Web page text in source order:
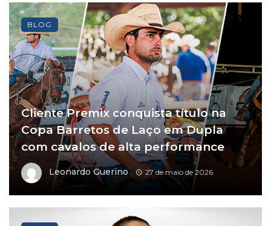
Cliente Premix conquista título na
Copa Barretos de Laço em Dupla
com cavalos de alta performance
Leonardo Guerino 27 de maio de 2026
BLOG